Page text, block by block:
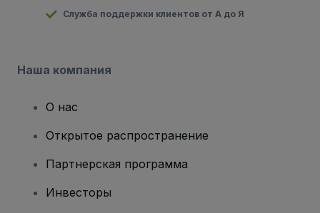
Служба поддержки клиентов от А до Я
Наша компания
О нас
Открытое распространение
Партнерская программа
Инвесторы